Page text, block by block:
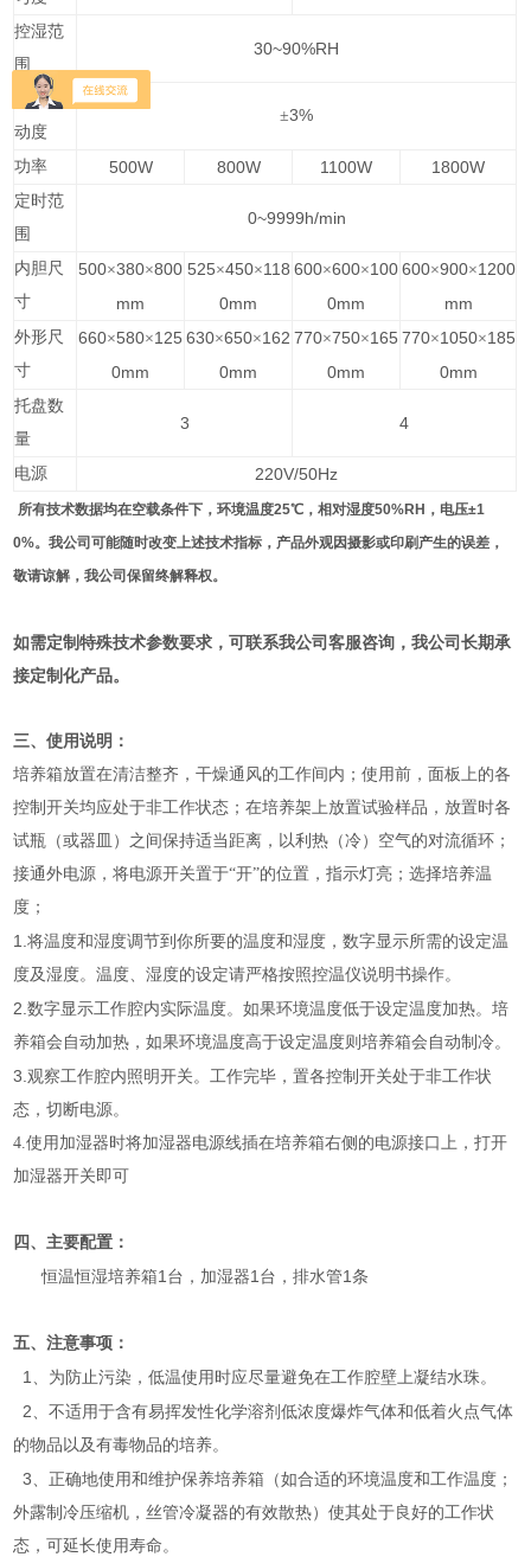
控湿范
围
30~90%RH
湿度波
动度
±3%
功率 500W 800W 1100W 1800W
定时范
围
0~9999h/min
内胆尺
寸
500×380×800
mm
525×450×118
0mm
600×600×100
0mm
600×900×1200
mm
外形尺
寸
660×580×125
0mm
630×650×162
0mm
770×750×165
0mm
770×1050×185
0mm
托盘数
量
3 4
电源 220V/50Hz
所有技术数据均在空载条件下，环境温度25℃，相对湿度50%RH，电压±1
0%。我公司可能随时改变上述技术指标，产品外观因摄影或印刷产生的误差，
敬请谅解，我公司保留终解释权。
如需定制特殊技术参数要求，可联系我公司客服咨询，我公司长期承
接定制化产品。
三、使用说明：
培养箱放置在清洁整齐，干燥通风的工作间内；使用前，面板上的各
控制开关均应处于非工作状态；在培养架上放置试验样品，放置时各
试瓶（或器皿）之间保持适当距离，以利热（冷）空气的对流循环；
接通外电源，将电源开关置于“开”的位置，指示灯亮；选择培养温
度；
1.将温度和湿度调节到你所要的温度和湿度，数字显示所需的设定温
度及湿度。温度、湿度的设定请严格按照控温仪说明书操作。
2.数字显示工作腔内实际温度。如果环境温度低于设定温度加热。培
养箱会自动加热，如果环境温度高于设定温度则培养箱会自动制冷。
3.观察工作腔内照明开关。工作完毕，置各控制开关处于非工作状
态，切断电源。
4.使用加湿器时将加湿器电源线插在培养箱右侧的电源接口上，打开
加湿器开关即可
四、主要配置：
恒温恒湿培养箱1 台，加湿器1 台，排水管1条
五、注意事项：
1 、为防止污染，低温使用时应尽量避免在工作腔壁上凝结水珠。
2、不适用于含有易挥发性化学溶剂低浓度爆炸气体和低着火点气体
的物品以及有毒物品的培养。
3、正确地使用和维护保养培养箱（如合适的环境温度和工作温度；
外露制冷压缩机，丝管冷凝器的有效散热）使其处于良好的工作状
态，可延长使用寿命。